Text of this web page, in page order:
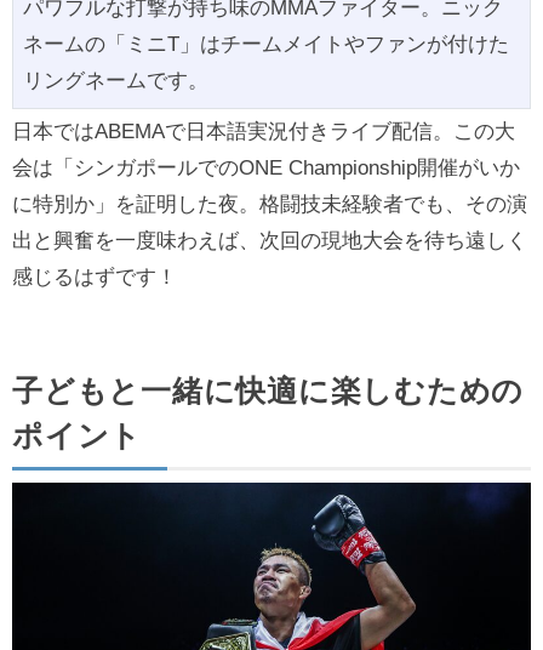
パワフルな打撃が持ち味のMMAファイター。ニック
ネームの「ミニT」はチームメイトやファンが付けた
リングネームです。
日本ではABEMAで日本語実況付きライブ配信。この大
会は「シンガポールでのONE Championship開催がいか
に特別か」を証明した夜。格闘技未経験者でも、その演
出と興奮を一度味わえば、次回の現地大会を待ち遠しく
感じるはずです！
子どもと一緒に快適に楽しむための
ポイント